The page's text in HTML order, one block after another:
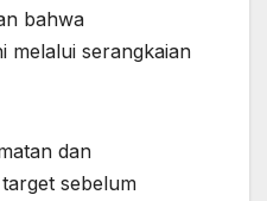
bahwa
melalui serangkaian
dan
sebelum